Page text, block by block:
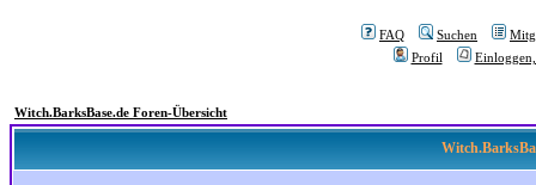
FAQ Suchen
Profil
Witch.BarksBase.de Foren-Übersicht